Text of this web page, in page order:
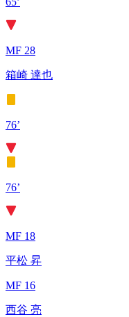
MF 28
箱崎 達也
76’
76’
MF 18
平松 昇
MF 16
西谷 亮